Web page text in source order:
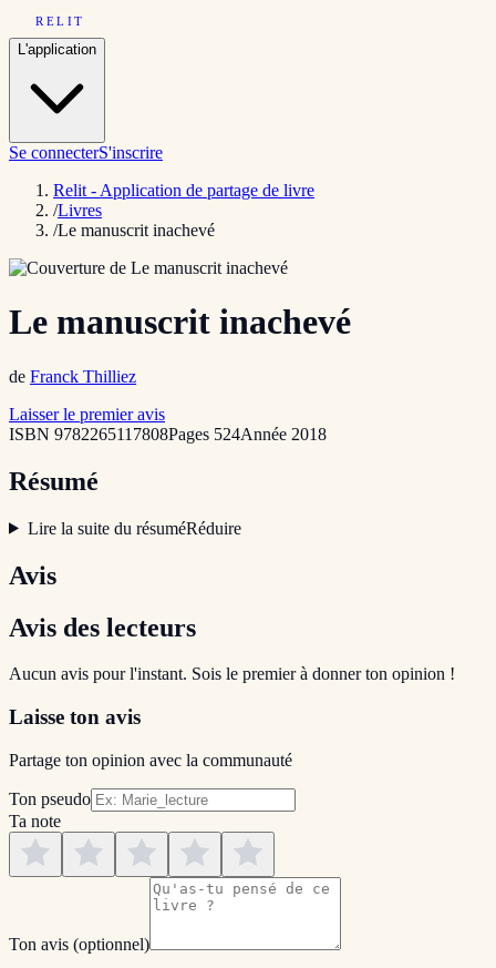
RELIT
L'application
Se connecterS'inscrire
Relit - Application de partage de livre
/Livres
/Le manuscrit inachevé
Le manuscrit inachevé
de Franck Thilliez
Laisser le premier avis
ISBN 9782265117808Pages 524Année 2018
Résumé
Lire la suite du résuméRéduire
Avis
Avis des lecteurs
Aucun avis pour l'instant. Sois le premier à donner ton opinion !
Laisse ton avis
Partage ton opinion avec la communauté
Ton pseudo
Ta note
Ton avis (optionnel)